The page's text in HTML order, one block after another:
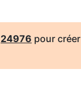
24976 pour créer